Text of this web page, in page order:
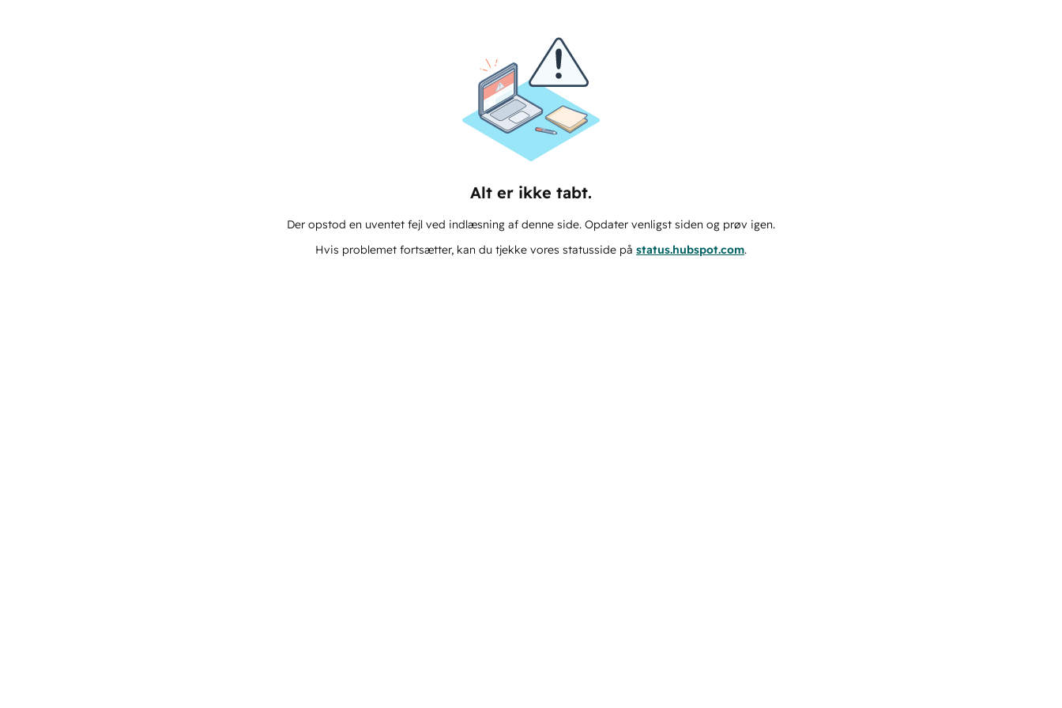
Alt er ikke tabt.
Der opstod en uventet fejl ved indlæsning af denne side. Opdater venligst siden og prøv igen.
Hvis problemet fortsætter, kan du tjekke vores statusside på status.hubspot.com.